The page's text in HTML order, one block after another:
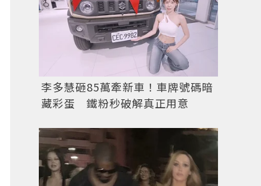
李多慧砸85萬牽新車！車牌號碼暗
藏彩蛋 鐵粉秒破解真正用意